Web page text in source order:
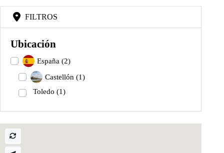
FILTROS
Ubicación
España (2)
Castellón (1)
Toledo (1)